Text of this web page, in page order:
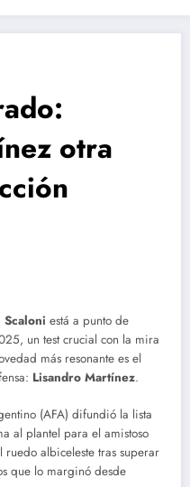
otra
Scaloni está a punto de
un test crucial con la mira
más resonante es el
Lisandro Martínez.
(AFA) difundió la lista
al plantel para el amistoso
ruedo albiceleste tras superar
que lo marginó desde